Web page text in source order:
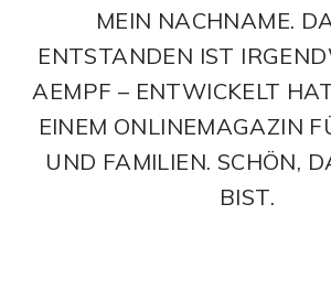
MEIN NACHNAME.
ENTSTANDEN IST
AEMPF – ENTWICKELT
EINEM ONLINEMAGAZIN
UND FAMILIEN. SCHÖN,
BIST.